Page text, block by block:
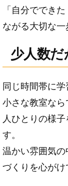
「自分ででき
ながる大切な一
少人数だ
同じ時間帯に
小さな教室な
人ひとりの様
す。
温かい雰囲気
づくりを心がけ